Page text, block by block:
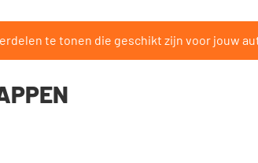
te tonen die geschikt zijn voor jouw